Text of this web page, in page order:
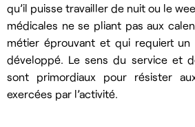
qu’il puisse travailler de nuit ou le
médicales ne se pliant pas aux
métier éprouvant et qui requiert un
développé. Le sens du service et
sont primordiaux pour résister
exercées par l’activité.